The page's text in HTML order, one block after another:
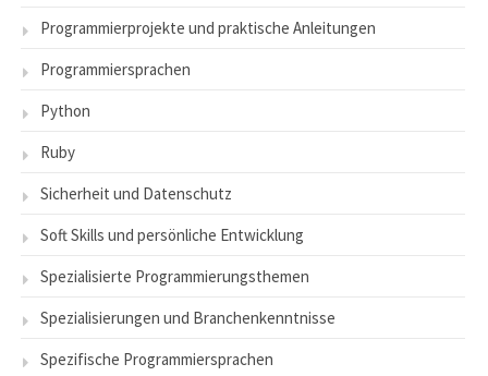
Programmierprojekte und praktische Anleitungen
Programmiersprachen
Python
Ruby
Sicherheit und Datenschutz
Soft Skills und persönliche Entwicklung
Spezialisierte Programmierungsthemen
Spezialisierungen und Branchenkenntnisse
Spezifische Programmiersprachen